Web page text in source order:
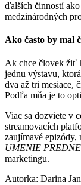
ďalších činností
medzinárodných
Ako často by mal
Ak chce človek žiť
jednu výstavu,
dva až tri mesiace,
Podľa mňa je to
Viac sa dozviete v
streamovacích
zaujímavé epizódy,
UMENIE
marketingu.
Autorka: Darina